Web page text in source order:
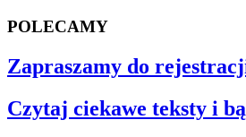
POLECAMY
Zapraszamy do
Czytaj ciekawe teksty i